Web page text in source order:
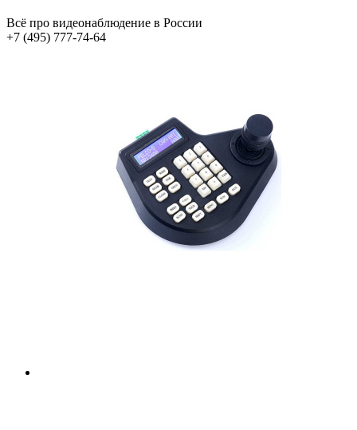
Всё про видеонаблюдение в России
+7 (495) 777-74-64